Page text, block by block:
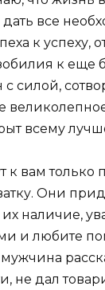
все
к успеху,
к еще
силой,
всему
вам только
Они
наличие,
и любите
не дал